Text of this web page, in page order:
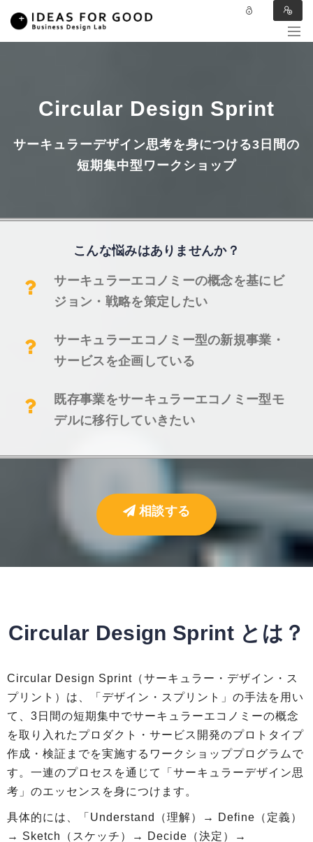
Circular Design Sprint
サーキュラーデザイン思考を身につける3日間の
短期集中型ワークショップ
こんな悩みはありませんか？
サーキュラーエコノミーの概念を基にビ
ジョン・戦略を策定したい
サーキュラーエコノミー型の新規事業・
サービスを企画している
既存事業をサーキュラーエコノミー型モ
デルに移行していきたい
相談する
Circular Design Sprint とは？
Circular Design Sprint（サーキュラー・デザイン・ス
プリント）は、「デザイン・スプリント」の手法を用い
て、3日間の短期集中でサーキュラーエコノミーの概念
を取り入れたプロダクト・サービス開発のプロトタイプ
作成・検証までを実施するワークショッププログラムで
す。一連のプロセスを通じて「サーキュラーデザイン思
考」のエッセンスを身につけます。
具体的には、「Understand（理解）→ Define（定義）
→ Sketch（スケッチ）→ Decide（決定）→